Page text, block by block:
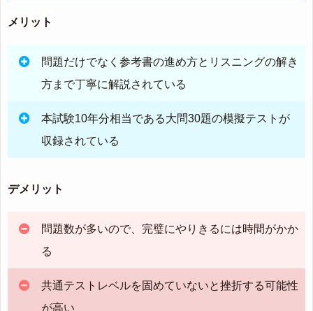
メリット
問題だけでなく参考書の進め方とリスニングの解き
方まで丁寧に解説されている
本試験10年分相当である大問30題の模擬テストが
収録されている
デメリット
問題数が多いので、完璧にやりきるには時間がかか
る
共通テストレベルを固めていないと挫折する可能性
が高い